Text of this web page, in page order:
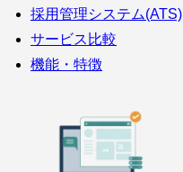
採用管理システム(ATS)
サービス比較
機能・特徴